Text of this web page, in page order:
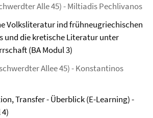
Alle 45) - Miltiadis Pechlivanos
Volksliteratur ind frühneugriechischen
und die kretische Literatur unter
(BA Modul 3)
Allee 45) - Konstantinos
Transfer - Überblick (E-Learning) -